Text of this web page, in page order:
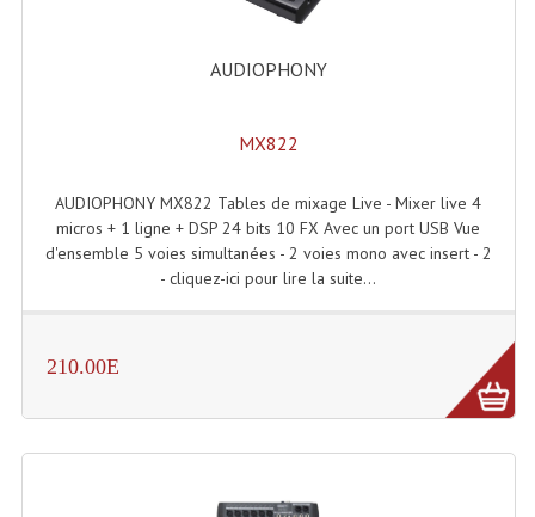
AUDIOPHONY
MX822
AUDIOPHONY MX822 Tables de mixage Live - Mixer live 4
micros + 1 ligne + DSP 24 bits 10 FX Avec un port USB Vue
d'ensemble 5 voies simultanées - 2 voies mono avec insert - 2
- cliquez-ici pour lire la suite...
210.00E